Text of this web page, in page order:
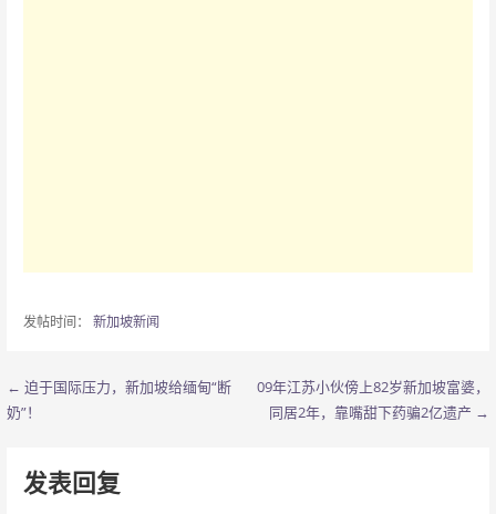
发帖时间： 新加坡新闻
文
导
← 迫于国际压力，新加坡给缅甸“断
奶”！
09年江苏小伙傍上82岁新加坡富婆，
同居2年，靠嘴甜下药骗2亿遗产 →
发表回复